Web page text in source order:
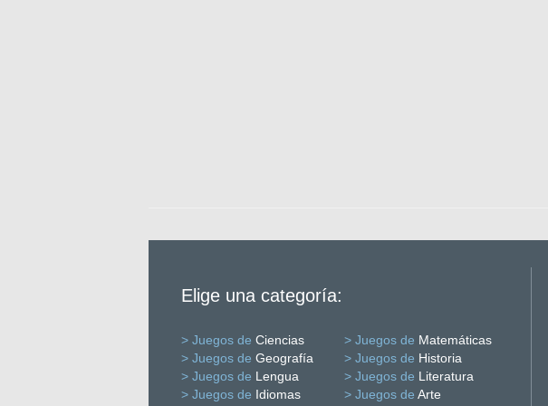
Elige una categoría:
> Juegos de Ciencias > Juegos de Matemáticas
> Juegos de Geografía > Juegos de Historia
> Juegos de Lengua > Juegos de Literatura
> Juegos de Idiomas > Juegos de Arte